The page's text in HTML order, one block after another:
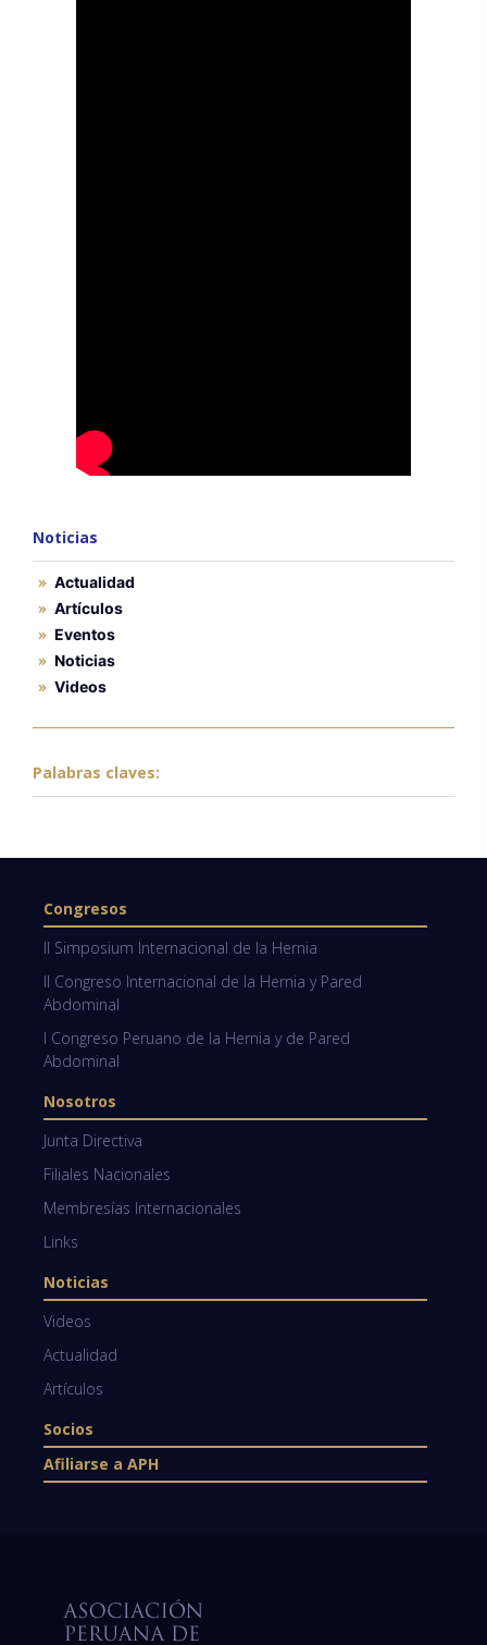
Noticias
Actualidad
Artículos
Eventos
Noticias
Videos
Palabras claves:
Congresos
II Simposium Internacional de la Hernia
II Congreso Internacional de la Hernia y Pared
Abdominal
I Congreso Peruano de la Hernia y de Pared
Abdominal
Nosotros
Junta Directiva
Filiales Nacionales
Membresías Internacionales
Links
Noticias
Videos
Actualidad
Artículos
Socios
Afiliarse a APH